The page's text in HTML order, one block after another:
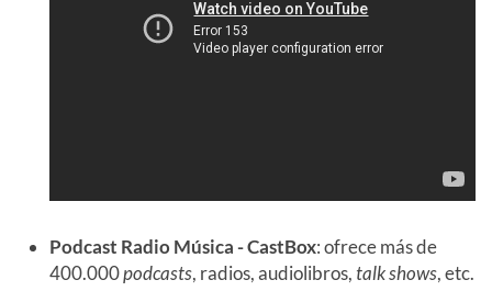
Podcast Radio Música - CastBox: ofrece más de
400.000podcasts, radios, audiolibros, talk shows, etc.